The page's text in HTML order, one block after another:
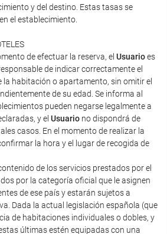
y del destino. Estas tasas se
el establecimiento.
de efectuar la reserva, el Usuarioes
de indicar correctamente el
la habitación o apartamento, sin omitir el
de su edad. Se informa al
pueden negarse legalmente a
y el Usuario no dispondrá de
casos. En el momento de realizar la
la hora y el lugar de recogida de
de los servicios prestados por el
por la categoría oficial que le asignen
de ese país y estarán sujetos a
Dada la actual legislación española (que
de habitaciones individuales o dobles, y
últimas estén equipadas con una